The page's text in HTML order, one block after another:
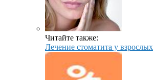
Читайте также:
Лечение стоматита у взрослых